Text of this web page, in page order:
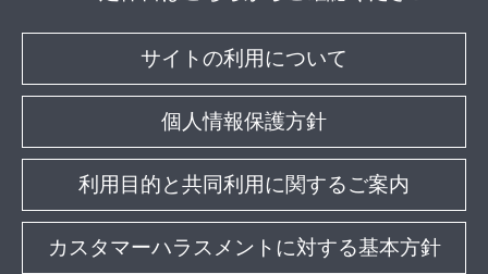
サイトの利用について
個人情報保護方針
利用目的と共同利用に関するご案内
カスタマーハラスメントに対する基本方針